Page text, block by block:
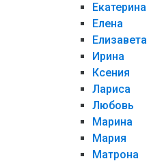
Екатерина
Елена
Елизавета
Ирина
Ксения
Лариса
Любовь
Марина
Мария
Матрона